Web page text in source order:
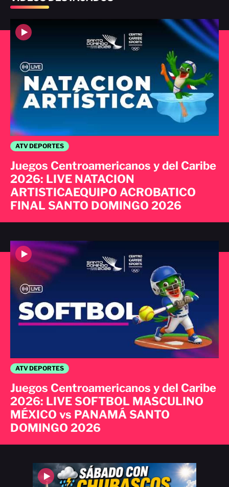
ATV DEPORTES
Juegos Centroamericanos y del Caribe
2026: LIVE SOFTBOL MASCULINO
MÉXICO vs PANAMÁ SANTO
DOMINGO 2026
ATV DEPORTES
Juegos Centroamericanos y del Caribe
2026: LIVE NATACION
ARTISTICAEQUIPO ACROBATICO
FINAL SANTO DOMINGO 2026